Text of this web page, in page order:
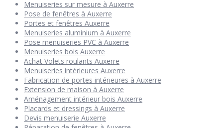
Menuiseries sur mesure à Auxerre
Pose de fenêtres à Auxerre
Portes et fenêtres Auxerre
Menuiseries aluminium à Auxerre
Pose menuiseries PVC à Auxerre
Menuiseries bois Auxerre
Achat Volets roulants Auxerre
Menuiseries intérieures Auxerre
Fabrication de portes intérieures à Auxerre
Extension de maison à Auxerre
Aménagement intérieur bois Auxerre
Placards et dressings à Auxerre
Devis menuiserie Auxerre